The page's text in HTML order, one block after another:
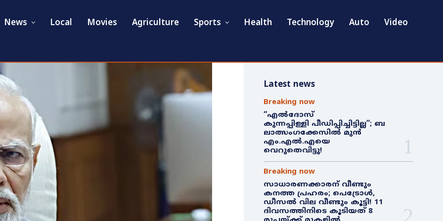
News Local Movies Agriculture Sports Health Technology Auto Video
Latest news
Breaking now
“എൽദോസ്
കുന്നപ്പിള്ളി പീഡിപ്പിച്ചിട്ടില്ല”; ബ
ലാത്സംഗക്കേസിൽ മുൻ
എം.എൽ.എയെ
വെറുതെവിട്ടു!
Breaking now
സാധാരണക്കാരന് വീണ്ടും
കനത്ത പ്രഹരം; പെട്രോൾ,
ഡീസൽ വില വീണ്ടും കൂട്ടി! 11
ദിവസത്തിനിടെ കൂടിയത് 8